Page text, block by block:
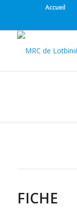
Accueil
FICHE